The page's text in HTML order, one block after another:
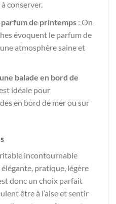
conserver.
de printemps: On
évoquent le parfum de
atmosphère saine et
balade en bord de
idéale pour
en bord de mer ou sur
incontournable
élégante, pratique, légère
donc un choix parfait
être à l’aise et sentir